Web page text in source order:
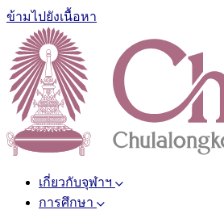
ข้ามไปยังเนื้อหา
เกี่ยวกับจุฬาฯ
การศึกษา